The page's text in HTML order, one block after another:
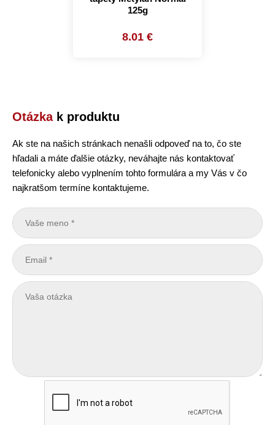
125g
8.01 €
Otázkak produktu
Ak ste na našich stránkach nenašli odpoveď na to, čo ste
hľadali a máte ďalšie otázky, neváhajte nás kontaktovať
telefonicky alebo vyplnením tohto formulára a my Vás v čo
najkratšom termíne kontaktujeme.